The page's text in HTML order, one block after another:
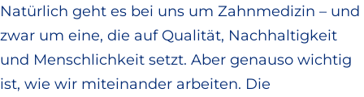
Natürlich geht es bei uns um Zahnmedizin – und
zwar um eine, die auf Qualität, Nachhaltigkeit
und Menschlichkeit setzt. Aber genauso wichtig
ist, wie wir miteinander arbeiten. Die